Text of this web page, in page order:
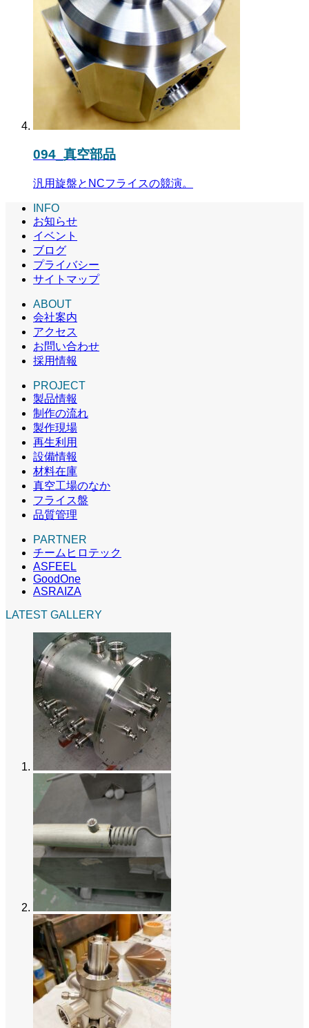
094_真空部品
汎用旋盤とNCフライスの競演。
INFO
お知らせ
イベント
ブログ
プライバシー
サイトマップ
ABOUT
会社案内
アクセス
お問い合わせ
採用情報
PROJECT
製品情報
制作の流れ
製作現場
再生利用
設備情報
材料在庫
真空工場のなか
フライス盤
品質管理
PARTNER
チームヒロテック
ASFEEL
GoodOne
ASRAIZA
LATEST GALLERY